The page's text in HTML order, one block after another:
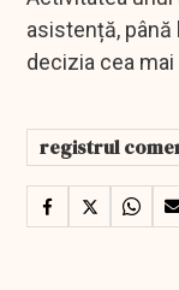
asistență,
decizia cea
registrul